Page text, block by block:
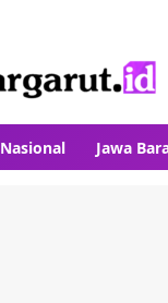
Nasional Jawa